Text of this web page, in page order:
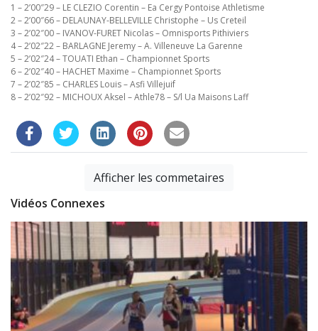
1 – 2’00″29 – LE CLEZIO Corentin – Ea Cergy Pontoise Athletisme
2 – 2’00″66 – DELAUNAY-BELLEVILLE Christophe – Us Creteil
3 – 2’02″00 – IVANOV-FURET Nicolas – Omnisports Pithiviers
4 – 2’02″22 – BARLAGNE Jeremy – A. Villeneuve La Garenne
5 – 2’02″24 – TOUATI Ethan – Championnet Sports
6 – 2’02″40 – HACHET Maxime – Championnet Sports
7 – 2’02″85 – CHARLES Louis – Asfi Villejuif
8 – 2’02″92 – MICHOUX Aksel – Athle78 – S/l Ua Maisons Laff
Afficher les commetaires
Vidéos Connexes